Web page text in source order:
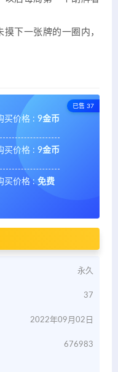
下一张牌的一圈内，
已售 37
买价格 : 9金币
买价格 : 9金币
买价格 : 免费
永久
37
2022年09月02日
676983